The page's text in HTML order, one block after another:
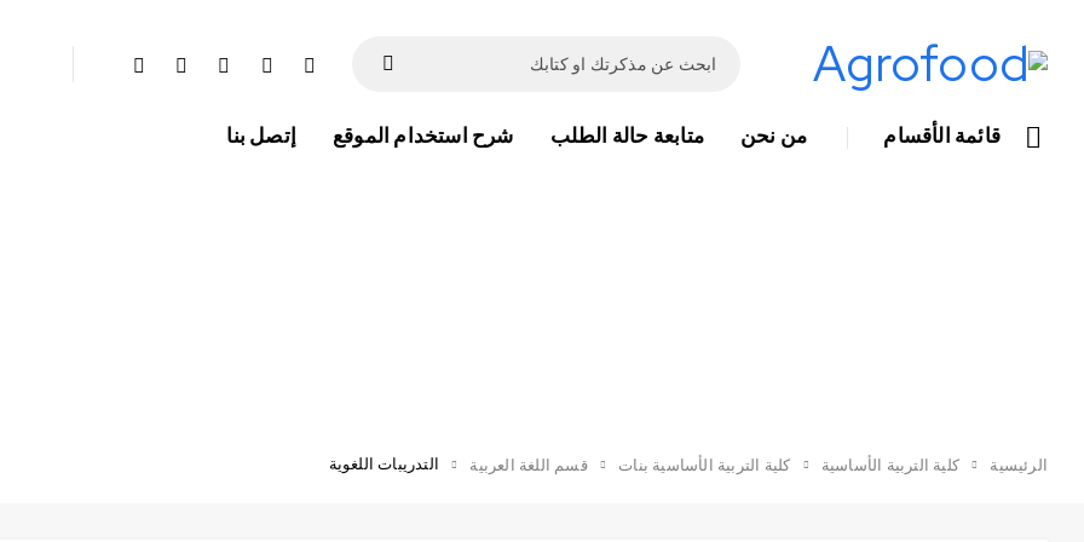
قائمة الأقسام من نحن متابعة حالة الطلب شرح استخدام الموقع إتصل بنا
الرئيسية كلية التربية الأساسية كلية التربية الأساسية بنات قسم اللغة العربية التدريبات اللغوية